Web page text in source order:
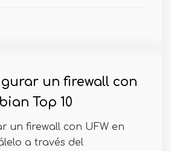
un firewall con
Top 10
un firewall con UFW en
a través del